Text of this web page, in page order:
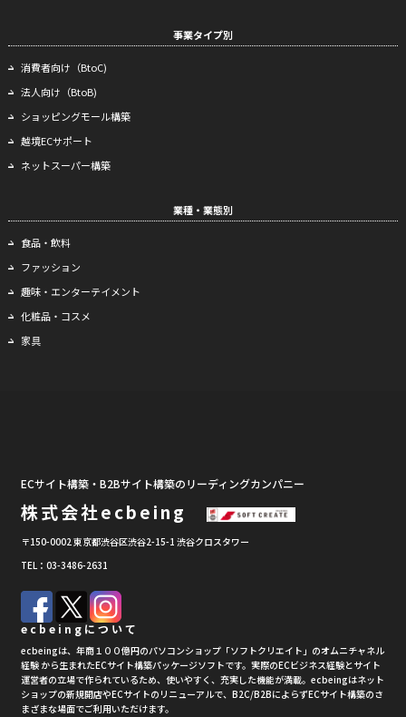
事業タイプ別
消費者向け（BtoC)
法人向け（BtoB)
ショッピングモール構築
越境ECサポート
ネットスーパー構築
業種・業態別
食品・飲料
ファッション
趣味・エンターテイメント
化粧品・コスメ
家具
ECサイト構築・B2Bサイト構築のリーディングカンパニー
株式会社ecbeing
〒150-0002 東京都渋谷区渋谷2-15-1 渋谷クロスタワー
TEL：03-3486-2631
ecbeingについて
ecbeingは、年商１００億円のパソコンショップ「ソフトクリエイト」のオムニチャネル
経験 から生まれたECサイト構築パッケージソフトです。実際のECビジネス経験とサイト
運営者の立場で作られているため、使いやすく、充実した機能が満載。ecbeingはネット
ショップの新規開店やECサイトのリニューアルで、B2C/B2BによらずECサイト構築のさ
まざまな場面でご利用いただけます。